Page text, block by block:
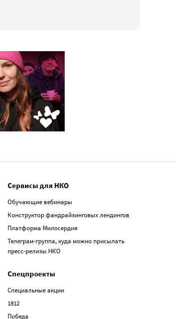
Сервисы для НКО
Обучающие вебинары
Конструктор фандрайзинговых лендингов
Платформа Милосердия
Телеграм-группа, куда можно присылать
пресс-релизы НКО
Спецпроекты
Специальные акции
1812
Победа